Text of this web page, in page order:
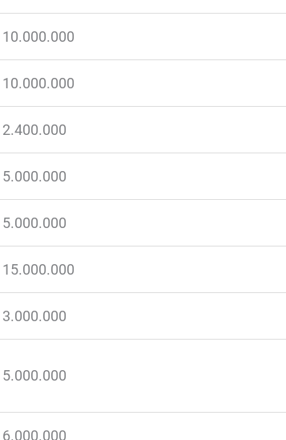
10.000.000
10.000.000
2.400.000
5.000.000
5.000.000
15.000.000
3.000.000
5.000.000
6.000.000